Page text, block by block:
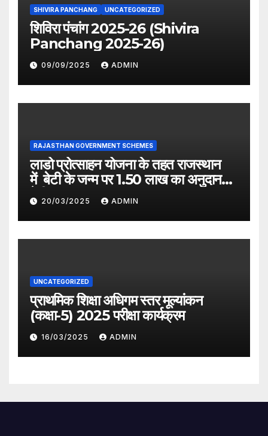
SHIVIRA PANCHANG UNCATEGORIZED
शिविरा पंचांग 2025-26 (Shivira
Panchang 2025-26)
09/09/2025 ADMIN
RAJASTHAN GOVERNMENT SCHEMES
लाडो प्रोत्साहन योजना के तहत राजस्थान
में बेटी के जन्म पर 1.50 लाख का अनुदान
देगी सरकार
20/03/2025 ADMIN
UNCATEGORIZED
प्राथमिक शिक्षा अधिगम स्तर मूल्यांकन
(कक्षा-5) 2025 परीक्षा कार्यक्रम
16/03/2025 ADMIN